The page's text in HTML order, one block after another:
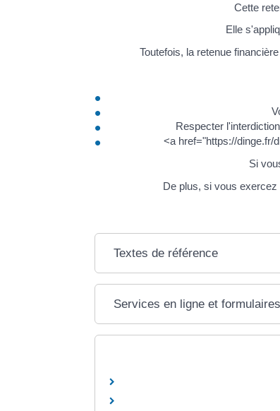
Cette
Elle
Toutefois, la retenue
Respecter
<a href="https://dinge.fr/
Si
De plus, si vous
Textes de référence
Services en ligne et formulaires